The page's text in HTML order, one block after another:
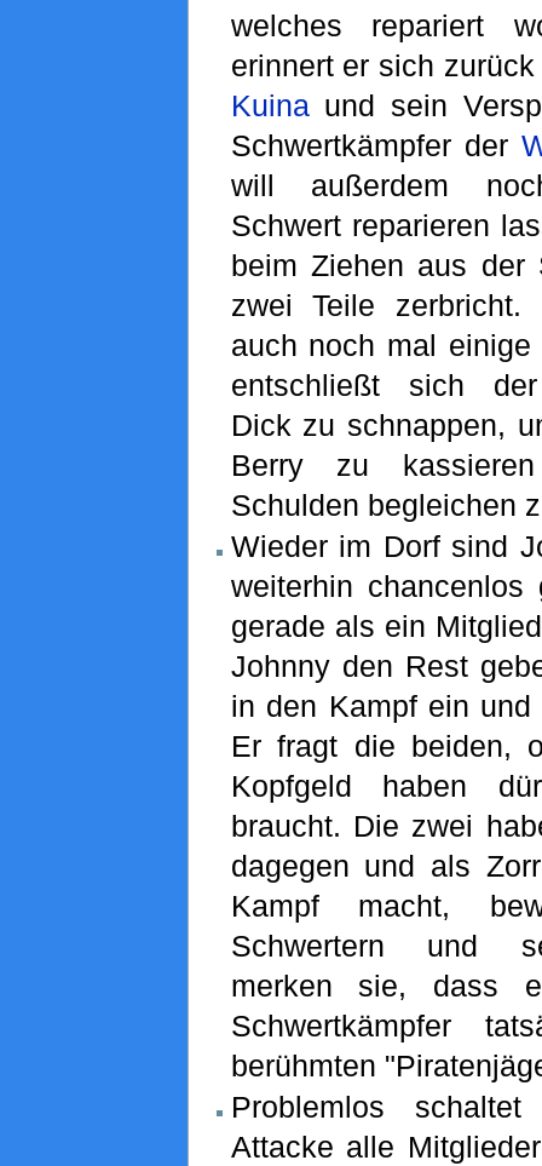
welches repariert
erinnert er sich
Kuinaund sein
Schwertkämpfer der
will außerdem
Schwert reparieren
beim Ziehen aus der
zwei Teile
auch noch mal
entschließt sich der
Dick zu schnappen,
Berry zu
Schulden begleichen
Wieder im Dorf sind
weiterhin
gerade als ein
Johnny den Rest
in den Kampf ein
Er fragt die beiden,
Kopfgeld haben
braucht. Die zwei
dagegen und als
Kampf macht,
Schwertern und
merken sie, dass
Schwertkämpfer
berühmten
Problemlos
Attacke alle